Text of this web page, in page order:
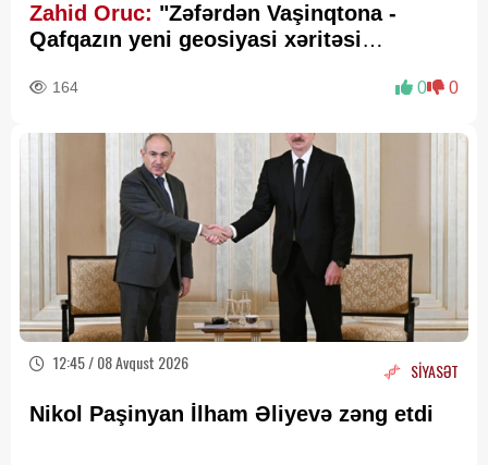
Zahid Oruc: "Zəfərdən Vaşinqtona -
Qafqazın yeni geosiyasi xəritəsi
164 0 0
12:45 / 08 Avqust 2026 SİYASƏT
Nikol Paşinyan İlham Əliyevə zəng etdi